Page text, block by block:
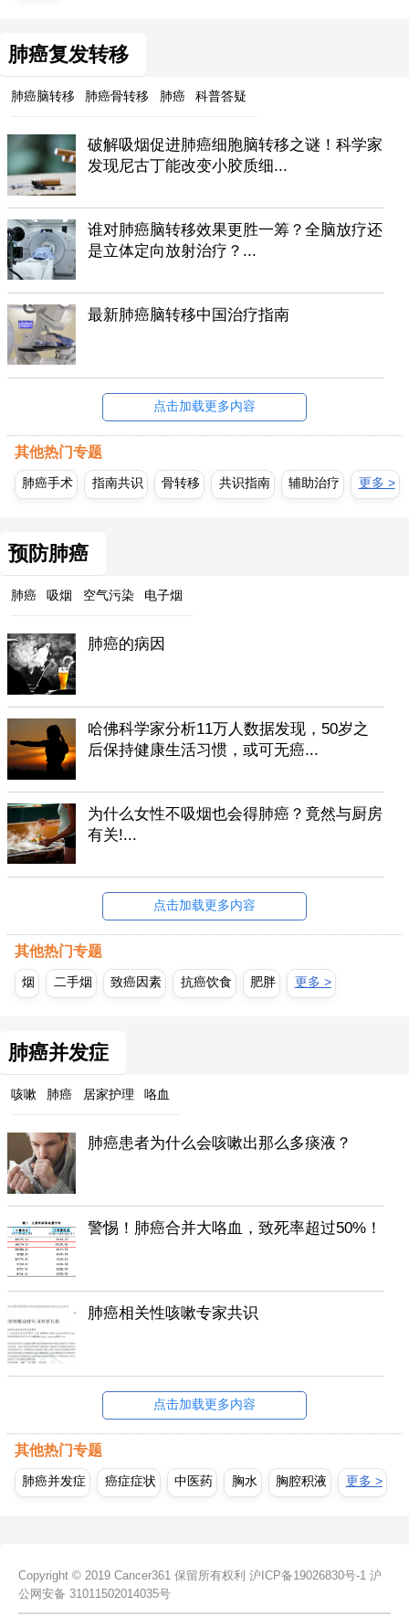
肺癌复发转移
肺癌脑转移 肺癌骨转移 肺癌 科普答疑
破解吸烟促进肺癌细胞脑转移之谜！科学家
发现尼古丁能改变小胶质细...
谁对肺癌脑转移效果更胜一筹？全脑放疗还
是立体定向放射治疗？...
最新肺癌脑转移中国治疗指南
点击加载更多内容
其他热门专题
肺癌手术 指南共识 骨转移 共识指南 辅助治疗 更多 >
预防肺癌
肺癌 吸烟 空气污染 电子烟
肺癌的病因
哈佛科学家分析11万人数据发现，50岁之
后保持健康生活习惯，或可无癌...
为什么女性不吸烟也会得肺癌？竟然与厨房
有关!...
点击加载更多内容
其他热门专题
烟 二手烟 致癌因素 抗癌饮食 肥胖 更多 >
肺癌并发症
咳嗽 肺癌 居家护理 咯血
肺癌患者为什么会咳嗽出那么多痰液？
警惕！肺癌合并大咯血，致死率超过50%！
肺癌相关性咳嗽专家共识
点击加载更多内容
其他热门专题
肺癌并发症 癌症症状 中医药 胸水 胸腔积液 更多 >
Copyright © 2019 Cancer361 保留所有权利 沪ICP备19026830号-1 沪
公网安备 31011502014035号